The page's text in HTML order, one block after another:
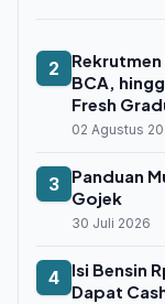
2
BCA,
Fresh
02 Agustus
3
Panduan
Gojek
30 Juli 2026
4
Isi Bensin
Dapat